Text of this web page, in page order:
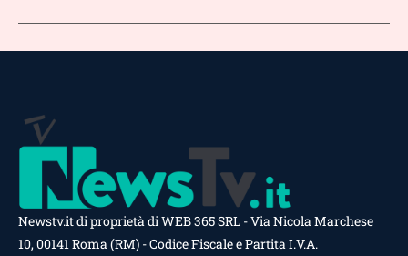
Newstv.it di proprietà di WEB 365 SRL - Via Nicola Marchese
10, 00141 Roma (RM) - Codice Fiscale e Partita I.V.A.